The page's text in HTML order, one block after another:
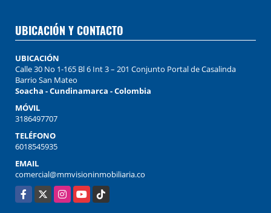
UBICACIÓN Y CONTACTO
UBICACIÓN
Calle 30 No 1-165 Bl 6 Int 3 – 201 Conjunto Portal de Casalinda
Barrio San Mateo
Soacha - Cundinamarca - Colombia
MÓVIL
3186497707
TELÉFONO
6018545935
EMAIL
comercial@mmvisioninmobiliaria.co
Facebook
X InstagramYouTubeTikTok